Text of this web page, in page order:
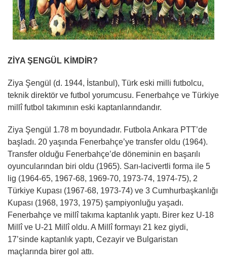
ZİYA ŞENGÜL KİMDİR?
Ziya Şengül (d. 1944, İstanbul), Türk eski milli futbolcu,
teknik direktör ve futbol yorumcusu. Fenerbahçe ve Türkiye
millî futbol takımının eski kaptanlarındandır.
Ziya Şengül 1.78 m boyundadır. Futbola Ankara PTT’de
başladı. 20 yaşında Fenerbahçe’ye transfer oldu (1964).
Transfer olduğu Fenerbahçe’de döneminin en başarılı
oyuncularından biri oldu (1965). Sarı-lacivertli forma ile 5
lig (1964-65, 1967-68, 1969-70, 1973-74, 1974-75), 2
Türkiye Kupası (1967-68, 1973-74) ve 3 Cumhurbaşkanlığı
Kupası (1968, 1973, 1975) şampiyonluğu yaşadı.
Fenerbahçe ve millî takıma kaptanlık yaptı. Birer kez U-18
Millî ve U-21 Millî oldu. A Millî formayı 21 kez giydi,
17’sinde kaptanlık yaptı, Cezayir ve Bulgaristan
maçlarında birer gol attı.